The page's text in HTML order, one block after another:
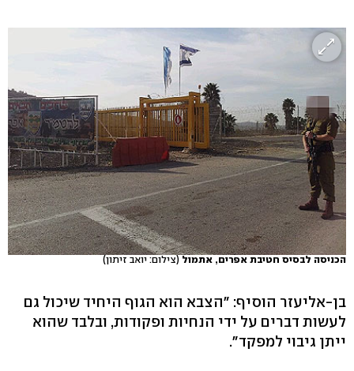
הכניסה לבסיס חטיבת אפרים, אתמול (צילום: יואב זיתון)
בן-אליעזר הוסיף: "הצבא הוא הגוף היחיד שיכול גם
לעשות דברים על ידי הנחיות ופקודות, ובלבד שהוא
ייתן גיבוי למפקד".